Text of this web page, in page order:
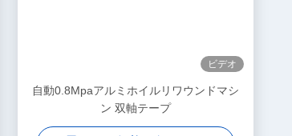
ビデオ
自動0.8Mpaアルミホイルリワウンドマシ
ン 双軸テープ